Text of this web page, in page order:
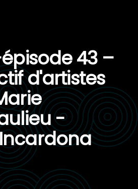
43 –
d'artistes
-